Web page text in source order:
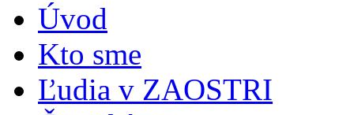
Úvod
Kto sme
Ľudia v ZAOSTRI